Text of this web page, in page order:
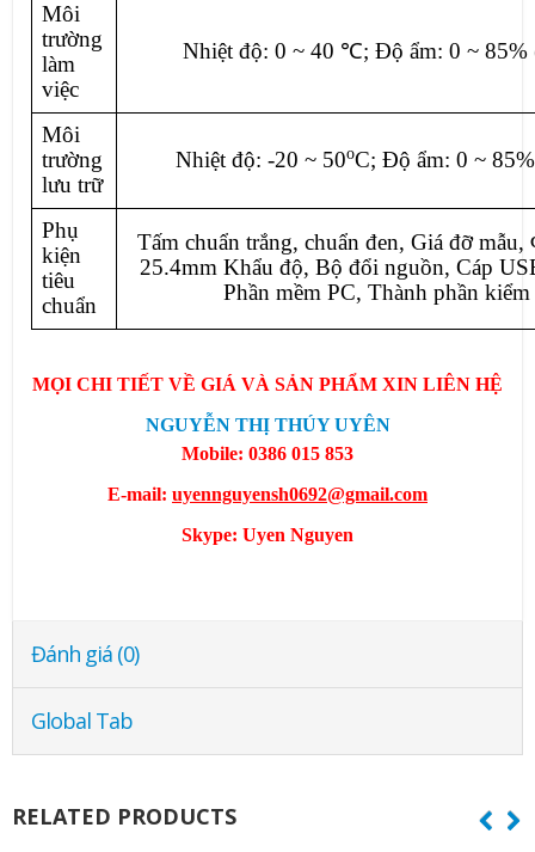
Môi
trường
làm
việc
Nhiệt độ: 0 ~ 40 ℃; Độ ẩm: 0 ~ 85%
Môi
trường
lưu trữ
Nhiệt độ: -20 ~ 50oC; Độ ẩm: 0 ~
Phụ
kiện
tiêu
chuẩn
Tấm chuẩn trắng, chuẩn đen, Giá đỡ
25.4mm Khẩu độ, Bộ đổi nguồn, Cáp
Phần mềm PC, Thành phần
MỌI CHI TIẾT VỀ GIÁ VÀ SẢN PHẨM XIN LIÊN HỆ
NGUYỄN THỊ THÚY UYÊN
Mobile: 0386 015 853
E-mail: uyennguyensh0692@gmail.com
Skype: Uyen Nguyen
Đánh giá (0)
Global Tab
RELATED PRODUCTS